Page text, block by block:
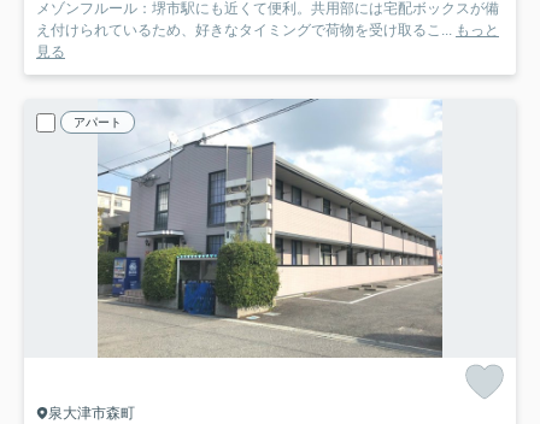
メゾンフルール：堺市駅にも近くて便利。共用部には宅配ボックスが備
え付けられているため、好きなタイミングで荷物を受け取るこ... もっと
見る
アパート
泉大津市森町